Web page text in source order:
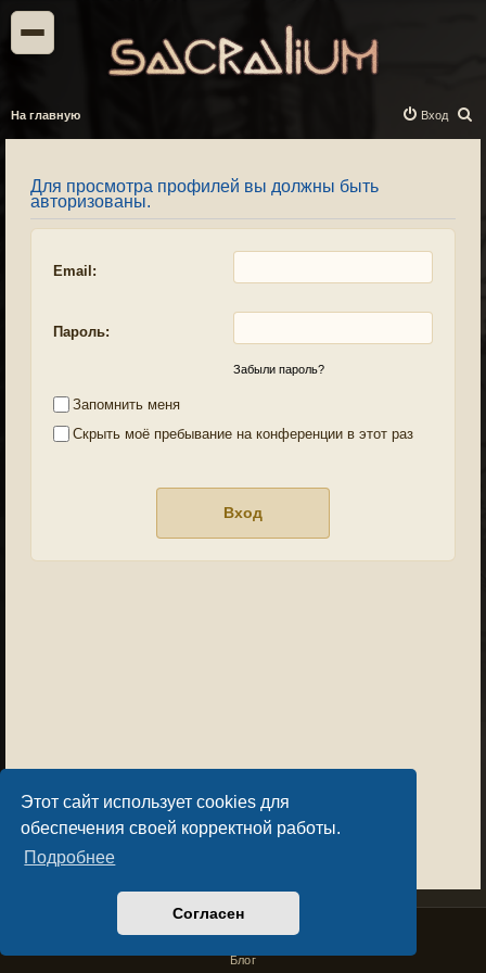
Этот сайт использует cookies для
обеспечения своей корректной работы.
Подробнее
Согласен
На главную
о
Вход
Для просмотра профилей вы должны быть
авторизованы.
Email:
Пароль:
Забыли пароль?
Запомнить меня
Скрыть моё пребывание на конференции в этот раз
Privacy PolicyLicense Agreement
Copyright © Sacralium Games 2023-
Блог